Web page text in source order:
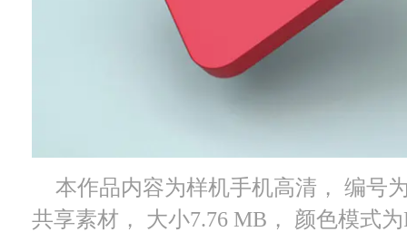
本作品内容为样机手机高清， 编号
共享素材， 大小7.76 MB， 颜色模式